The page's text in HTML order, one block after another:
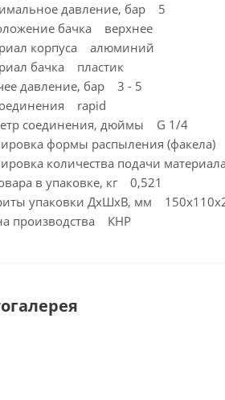
давление, бар 5
бачка верхнее
корпуса алюминий
бачка пластик
давление, бар 3 - 5
rapid
соединения, дюймы G 1/4
формы распыления
количества подачи
в упаковке, кг 0,521
упаковки ДхШхВ, мм
производства КНР